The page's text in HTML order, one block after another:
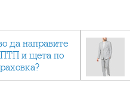
да направите
и щета по